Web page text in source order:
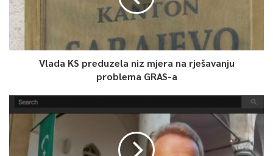
Vlada KS preduzela niz mjera na rješavanju
problema GRAS-a